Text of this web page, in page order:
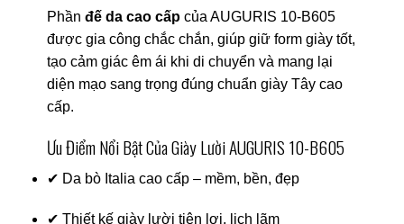
Phần đế da cao cấpcủa AUGURIS 10-B605
được gia công chắc chắn, giúp giữ form giày tốt,
tạo cảm giác êm ái khi di chuyển và mang lại
diện mạo sang trọng đúng chuẩn giày Tây cao
cấp.
Ưu Điểm Nổi Bật Của Giày Lười AUGURIS 10-B605
✔ Da bò Italia cao cấp – mềm, bền, đẹp
✔ Thiết kế giày lười tiện lợi, lịch lãm